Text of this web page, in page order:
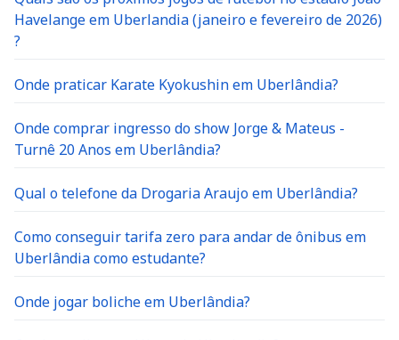
Havelange em Uberlandia (janeiro e fevereiro de 2026)
?
Onde praticar Karate Kyokushin em Uberlândia?
Onde comprar ingresso do show Jorge & Mateus -
Turnê 20 Anos em Uberlândia?
Qual o telefone da Drogaria Araujo em Uberlândia?
Como conseguir tarifa zero para andar de ônibus em
Uberlândia como estudante?
Onde jogar boliche em Uberlândia?